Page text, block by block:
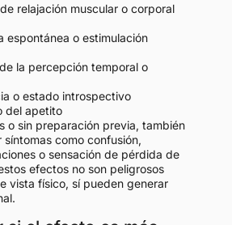
relajación muscular o corporal
espontánea o estimulación
la percepción temporal o
o estado introspectivo
del apetito
o sin preparación previa, también
como confusión,
o sensación de pérdida de
efectos no son peligrosos
vista físico, sí pueden generar